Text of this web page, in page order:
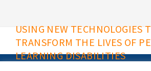
USING NEW TECHNOLOGIES
TRANSFORM THE LIVES OF
LEARNING DISABILITIES